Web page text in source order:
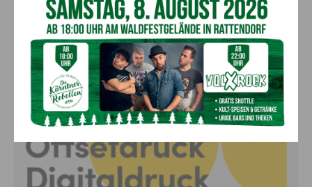
Aktuell 7. August 2026
Anzeige